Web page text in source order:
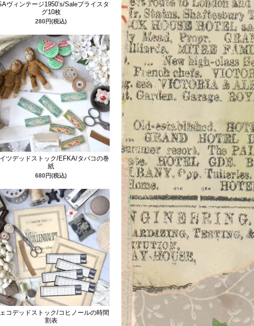
ヴィンテージ1950’s/Saleプライスタ
グ10枚
280円(税込)
イツデッドストック/EFKA/タバコの巻
紙
680円(税込)
コデッドストック/コヒノールの時間
割表